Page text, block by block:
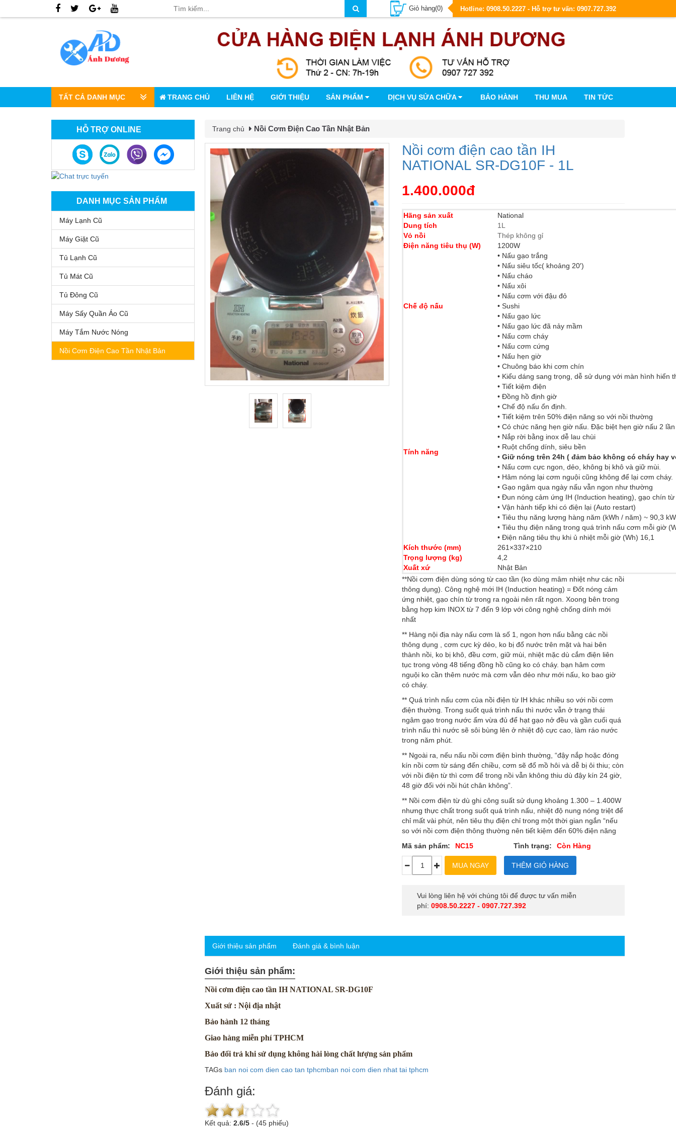
Giỏ hàng(0) Hotline: 0908.50.2227 - Hỗ trợ tư vấn: 0907.727.392
TẤT CẢ DANH MỤC TRANG CHỦ LIÊN HỆ GIỚI THIỆU SẢN PHẨM DỊCH VỤ SỬA CHỮA BẢO HÀNH THU MUA TIN TỨC
HỖ TRỢ ONLINE
DANH MỤC SẢN PHẨM
Máy Lạnh Cũ
Máy Giặt Cũ
Tủ Lạnh Cũ
Tủ Mát Cũ
Tủ Đông Cũ
Máy Sấy Quần Áo Cũ
Máy Tắm Nước Nóng
Nồi Cơm Điện Cao Tần Nhật Bản
Trang chủ Nồi Cơm Điện Cao Tần Nhật Bản
Nồi cơm điện cao tần IH
NATIONAL SR-DG10F - 1L
1.400.000đ
Hãng sản xuất
National
Dung tích
1L
Vỏ nồi
Thép không gỉ
Điện năng tiêu thụ (W)
1200W
Chế độ nấu
• Nấu gạo trắng
• Nấu siêu tốc( khoảng 20′)
• Nấu cháo
• Nấu xôi
• Nấu cơm với đậu đỏ
• Sushi
• Nấu gạo lức
• Nấu gạo lức đã nảy mầm
• Nấu cơm cháy
• Nấu cơm cứng
• Nấu hẹn giờ
Tính năng
• Chuông báo khi cơm chín
• Kiểu dáng sang trọng, dễ sử dụng với màn hình hiển
• Tiết kiệm điện
• Đồng hồ định giờ
• Chế độ nấu ổn định.
• Tiết kiệm trên 50% điện năng so với nồi thường
• Có chức năng hẹn giờ nấu. Đặc biệt hẹn giờ nấu 2 lần
• Nắp rời bằng inox dễ lau chùi
• Ruột chống dính, siêu bền
•Giữ nóng trên 24h ( đảm bảo không có cháy hay
• Nấu cơm cực ngon, dẻo, không bị khô và giữ mùi.
• Hâm nóng lại cơm nguội cũng không để lại cơm cháy.
• Gạo ngâm qua ngày nấu vẫn ngon như thường
• Đun nóng cảm ứng IH (Induction heating), gạo chín
• Vận hành tiếp khi có điện lại (Auto restart)
• Tiêu thụ năng lượng hàng năm (kWh / năm) ~ 90,3
• Tiêu thụ điện năng trong quá trình nấu cơm mỗi giờ
• Điện năng tiêu thụ khi ủ nhiệt mỗi giờ (Wh) 16,1
Kích thước (mm)
261×337×210
Trọng lượng (kg)
4,2
Xuất xứ
Nhật Bản
**Nồi cơm điện dùng sóng từ cao tần (ko dùng mâm nhiệt như các nồi
thông dụng). Công nghệ mới IH (Induction heating) = Đốt nóng cảm
ứng nhiệt, gạo chín từ trong ra ngoài nên rất ngon. Xoong bên trong
bằng hợp kim INOX từ 7 đến 9 lớp với công nghệ chống dính mới
nhất
** Hàng nội địa này nấu cơm là số 1, ngon hơn nấu bằng các nồi
thông dụng , cơm cực kỳ dẻo, ko bị đổ nước trên mặt và hai bên
thành nồi, ko bị khô, đều cơm, giữ mùi, nhiệt mặc dù cắm điện liên
tục trong vòng 48 tiếng đồng hồ cũng ko có cháy. bạn hâm cơm
nguội ko cần thêm nước mà cơm vẫn dẻo như mới nấu, ko bao giờ
có cháy.
** Quá trình nấu cơm của nồi điện từ IH khác nhiều so với nồi cơm
điện thường. Trong suốt quá trình nấu thì nước vẫn ở trạng thái
ngâm gạo trong nước ấm vừa đủ để hạt gạo nở đều và gần cuối quá
trình nấu thì nước sẽ sôi bùng lên ở nhiệt độ cực cao, làm ráo nước
trong năm phút.
** Ngoài ra, nếu nấu nồi cơm điện bình thường, “đậy nắp hoặc đóng
kín nồi cơm từ sáng đến chiều, cơm sẽ đổ mồ hôi và dễ bị ôi thiu; còn
với nồi điện từ thì cơm để trong nồi vẫn không thiu dù đậy kín 24 giờ,
48 giờ đối với nồi hút chân không”.
** Nồi cơm điện từ dù ghi công suất sử dụng khoảng 1.300 – 1.400W
nhưng thực chất trong suốt quá trình nấu, nhiệt độ nung nóng triệt để
chỉ mất vài phút, nên tiêu thụ điện chỉ trong một thời gian ngắn “nếu
so với nồi cơm điện thông thường nên tiết kiệm đến 60% điện năng
Mã sản phẩm:
NC15 Tình trạng: Còn Hàng
Vui lòng liên hệ với chúng tôi để được tư vấn miễn
phí:0908.50.2227 - 0907.727.392
Giới thiệu sản phẩm Đánh giá & bình luận
Giới thiệu sản phẩm:
Nồi cơm điện cao tần IH NATIONAL SR-DG10F
Xuất sứ : Nội địa nhật
Bảo hành 12 tháng
Giao hàng miễn phí TPHCM
Bảo đổi trả khi sử dụng không hài lòng chất lượng sản phẩm
TAGs ban noi com dien cao tan tphcmban noi com dien nhat tai tphcm
Đánh giá:
Kết quả: 2.6/5 - (45 phiếu)